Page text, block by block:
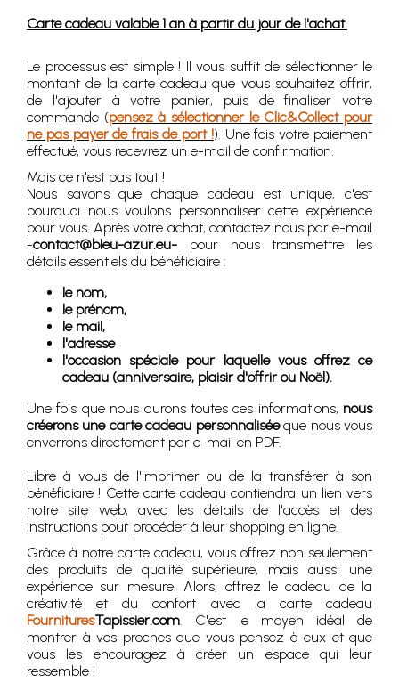
Carte cadeau valable 1 an à partir du jour de l'achat.
Le processus est simple ! Il vous suffit de sélectionner le
montant de la carte cadeau que vous souhaitez offrir,
de l'ajouter à votre panier, puis de finaliser votre
commande (pensez à sélectionner le Clic&Collect pour
ne pas payer de frais de port !). Une fois votre paiement
effectué, vous recevrez un e-mail de confirmation.
Mais ce n'est pas tout !
Nous savons que chaque cadeau est unique, c'est
pourquoi nous voulons personnaliser cette expérience
pour vous. Après votre achat, contactez nous par e-mail
-contact@bleu-azur.eu- pour nous transmettre les
détails essentiels du bénéficiaire :
le nom,
le prénom,
le mail,
l'adresse
l'occasion spéciale pour laquelle vous offrez ce
cadeau (anniversaire, plaisir d'offrir ou Noël).
Une fois que nous aurons toutes ces informations, nous
créerons une carte cadeau personnaliséeque nous vous
enverrons directement par e-mail en PDF.
Libre à vous de l'imprimer ou de la transférer à son
bénéficiare ! Cette carte cadeau contiendra un lien vers
notre site web, avec les détails de l'accès et des
instructions pour procéder à leur shopping en ligne.
Grâce à notre carte cadeau, vous offrez non seulement
des produits de qualité supérieure, mais aussi une
expérience sur mesure. Alors, offrez le cadeau de la
créativité et du confort avec la carte cadeau
FournituresTapissier.com. C'est le moyen idéal de
montrer à vos proches que vous pensez à eux et que
vous les encouragez à créer un espace qui leur
ressemble !